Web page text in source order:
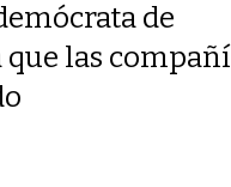
de
las